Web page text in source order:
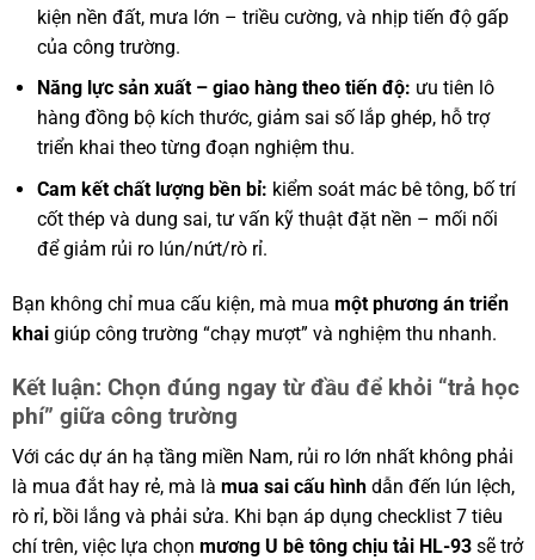
kiện nền đất, mưa lớn – triều cường, và nhịp tiến độ gấp
của công trường.
Năng lực sản xuất – giao hàng theo tiến độ: ưu tiên lô
hàng đồng bộ kích thước, giảm sai số lắp ghép, hỗ trợ
triển khai theo từng đoạn nghiệm thu.
Cam kết chất lượng bền bỉ: kiểm soát mác bê tông, bố trí
cốt thép và dung sai, tư vấn kỹ thuật đặt nền – mối nối
để giảm rủi ro lún/nứt/rò rỉ.
Bạn không chỉ mua cấu kiện, mà mua một phương án triển
khaigiúp công trường “chạy mượt” và nghiệm thu nhanh.
Kết luận: Chọn đúng ngay từ đầu để khỏi “trả học
phí” giữa công trường
Với các dự án hạ tầng miền Nam, rủi ro lớn nhất không phải
là mua đắt hay rẻ, mà là mua sai cấu hìnhdẫn đến lún lệch,
rò rỉ, bồi lắng và phải sửa. Khi bạn áp dụng checklist 7 tiêu
chí trên, việc lựa chọn mương U bê tông chịu tải HL-93sẽ trở